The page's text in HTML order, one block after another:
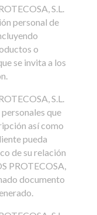
S.L.
personal de
o
se invita a los
S.L.
que
así como
pueda
de su relación
PROTECOSA,
documento